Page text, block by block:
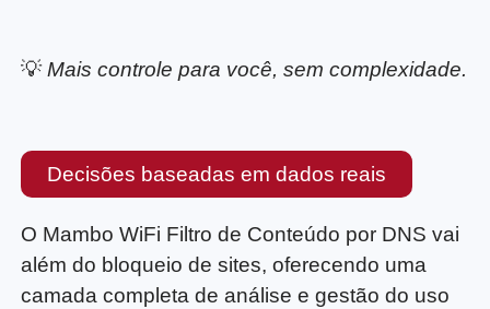
💡Mais controle para você, sem complexidade.
Decisões baseadas em dados reais
O Mambo WiFi Filtro de Conteúdo por DNS vai
além do bloqueio de sites, oferecendo uma
camada completa de análise e gestão do uso